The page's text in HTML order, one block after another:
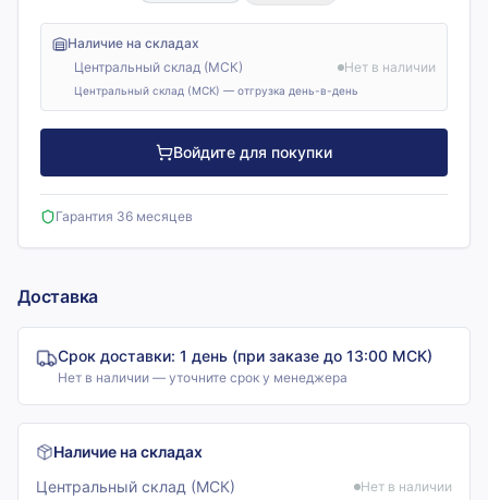
Наличие на складах
Центральный склад (МСК)
Нет в наличии
Центральный склад (МСК) — отгрузка день-в-день
Войдите для покупки
Гарантия 36 месяцев
Доставка
Срок доставки: 1 день (при заказе до 13:00 МСК)
Нет в наличии — уточните срок у менеджера
Наличие на складах
Центральный склад (МСК)
Нет в наличии